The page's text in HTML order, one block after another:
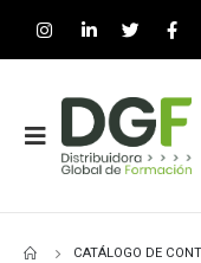
CATÁLOGO DE